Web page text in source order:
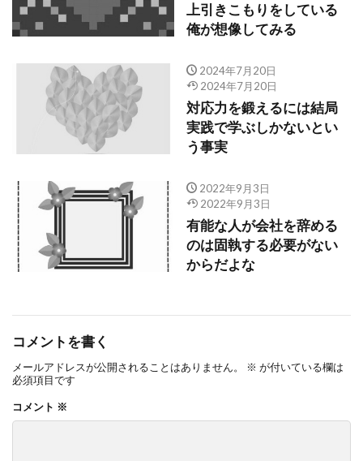
上引きこもりをしている
俺が想像してみる
2024年7月20日
2024年7月20日
対応力を鍛えるには結局
実践で学ぶしかないとい
う事実
2022年9月3日
2022年9月3日
有能な人が会社を辞める
のは固執する必要がない
からだよな
コメントを書く
メールアドレスが公開されることはありません。 ※ が付いている欄は
必須項目です
コメント ※